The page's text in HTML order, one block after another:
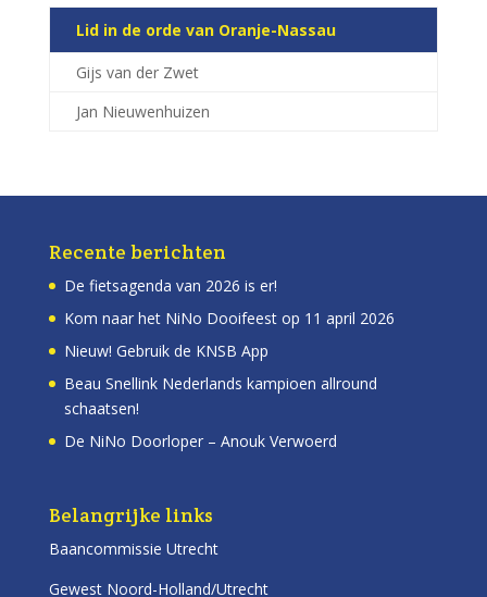
Lid in de orde van Oranje-Nassau
Gijs van der Zwet
Jan Nieuwenhuizen
Recente berichten
De fietsagenda van 2026 is er!
Kom naar het NiNo Dooifeest op 11 april 2026
Nieuw! Gebruik de KNSB App
Beau Snellink Nederlands kampioen allround
schaatsen!
De NiNo Doorloper – Anouk Verwoerd
Belangrijke links
Baancommissie Utrecht
Gewest Noord-Holland/Utrecht